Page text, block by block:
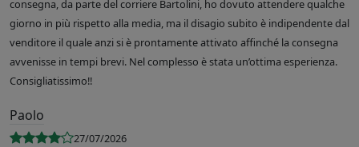
consegna, da parte del corriere Bartolini, ho dovuto attendere qualche
giorno in più rispetto alla media, ma il disagio subito è indipendente dal
venditore il quale anzi si è prontamente attivato affinché la consegna
avvenisse in tempi brevi. Nel complesso è stata un’ottima esperienza.
Consigliatissimo!!
Paolo
27/07/2026